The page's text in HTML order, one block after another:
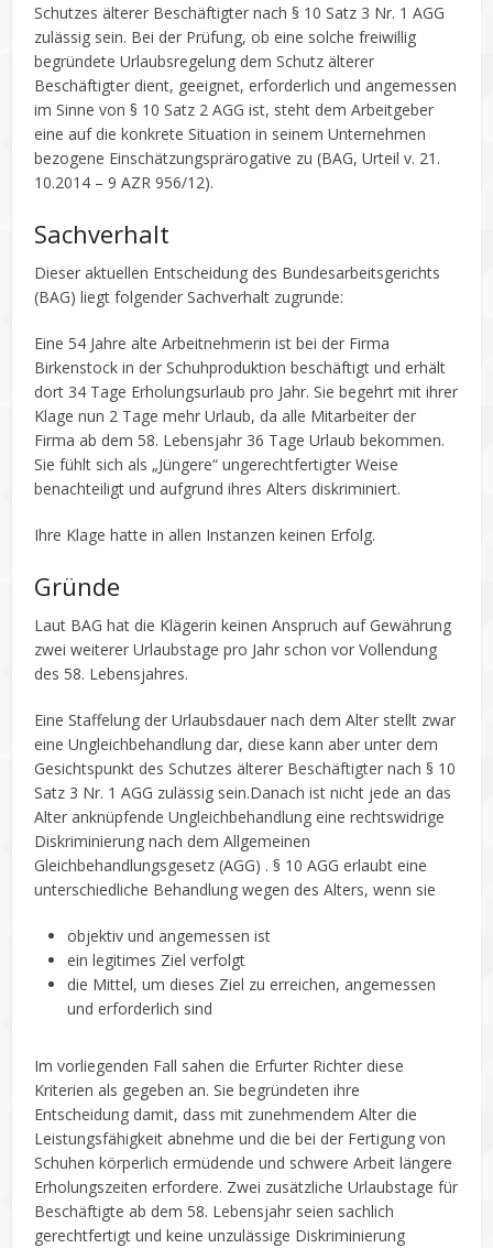
Schutzes älterer Beschäftigter nach § 10 Satz 3 Nr. 1 AGG
zulässig sein. Bei der Prüfung, ob eine solche freiwillig
begründete Urlaubsregelung dem Schutz älterer
Beschäftigter dient, geeignet, erforderlich und angemessen
im Sinne von § 10 Satz 2 AGG ist, steht dem Arbeitgeber
eine auf die konkrete Situation in seinem Unternehmen
bezogene Einschätzungsprärogative zu (BAG, Urteil v. 21.
10.2014 – 9 AZR 956/12).
Sachverhalt
Dieser aktuellen Entscheidung des Bundesarbeitsgerichts
(BAG) liegt folgender Sachverhalt zugrunde:
Eine 54 Jahre alte Arbeitnehmerin ist bei der Firma
Birkenstock in der Schuhproduktion beschäftigt und erhält
dort 34 Tage Erholungsurlaub pro Jahr. Sie begehrt mit ihrer
Klage nun 2 Tage mehr Urlaub, da alle Mitarbeiter der
Firma ab dem 58. Lebensjahr 36 Tage Urlaub bekommen.
Sie fühlt sich als „Jüngere“ ungerechtfertigter Weise
benachteiligt und aufgrund ihres Alters diskriminiert.
Ihre Klage hatte in allen Instanzen keinen Erfolg.
Gründe
Laut BAG hat die Klägerin keinen Anspruch auf Gewährung
zwei weiterer Urlaubstage pro Jahr schon vor Vollendung
des 58. Lebensjahres.
Eine Staffelung der Urlaubsdauer nach dem Alter stellt zwar
eine Ungleichbehandlung dar, diese kann aber unter dem
Gesichtspunkt des Schutzes älterer Beschäftigter nach § 10
Satz 3 Nr. 1 AGG zulässig sein.Danach ist nicht jede an das
Alter anknüpfende Ungleichbehandlung eine rechtswidrige
Diskriminierung nach dem Allgemeinen
Gleichbehandlungsgesetz (AGG) . § 10 AGG erlaubt eine
unterschiedliche Behandlung wegen des Alters, wenn sie
objektiv und angemessen ist
ein legitimes Ziel verfolgt
die Mittel, um dieses Ziel zu erreichen, angemessen
und erforderlich sind
Im vorliegenden Fall sahen die Erfurter Richter diese
Kriterien als gegeben an. Sie begründeten ihre
Entscheidung damit, dass mit zunehmendem Alter die
Leistungsfähigkeit abnehme und die bei der Fertigung von
Schuhen körperlich ermüdende und schwere Arbeit längere
Erholungszeiten erfordere. Zwei zusätzliche Urlaubstage für
Beschäftigte ab dem 58. Lebensjahr seien sachlich
gerechtfertigt und keine unzulässige Diskriminierung